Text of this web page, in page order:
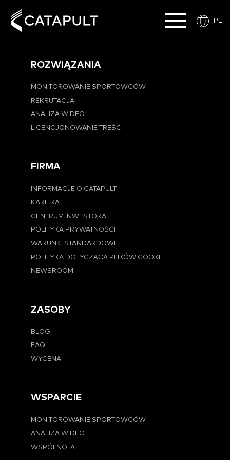
PL
ROZWIĄZANIA
MONITOROWANIE SPORTOWCÓW
REKRUTACJA
ANALIZA WIDEO
LICENCJONOWANIE TREŚCI
FIRMA
INFORMACJE O CATAPULT
KARIERA
CENTRUM INWESTORA
POLITYKA PRYWATNOŚCI
WARUNKI STANDARDOWE
POLITYKA DOTYCZĄCA PLIKÓW COOKIE
NEWSROOM
ZASOBY
BLOG
FAQ
WYCENA
WSPARCIE
MONITOROWANIE SPORTOWCÓW
ANALIZA WIDEO
WSPÓLNOTA